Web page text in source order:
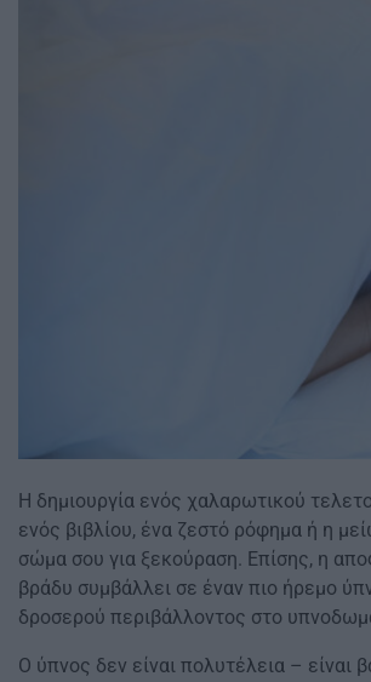
Η δημιουργία ενός χαλαρωτικού
ενός βιβλίου, ένα ζεστό ρόφημα ή η
σώμα σου για ξεκούραση. Επίσης, η
βράδυ συμβάλλει σε έναν πιο ήρεμο
δροσερού περιβάλλοντος στο
Ο ύπνος δεν είναι πολυτέλεια – είναι